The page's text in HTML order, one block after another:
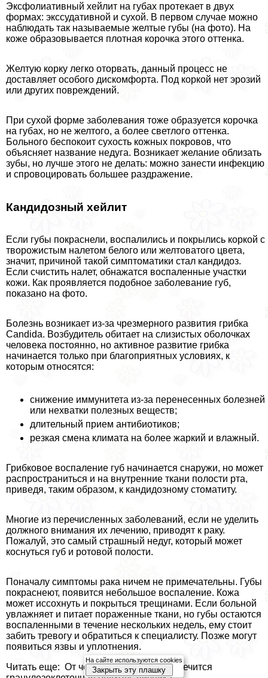
Эксфолиативный хейлит на губах протекает в двух
формах: экссудативной и сухой. В первом случае можно
наблюдать так называемые желтые губы (на фото). На
коже образовывается плотная корочка этого оттенка.
Желтую корку легко оторвать, данный процесс не
доставляет особого дискомфорта. Под коркой нет эрозий
или других повреждений.
При сухой форме заболевания тоже образуется корочка
на губах, но не желтого, а более светлого оттенка.
Больного беспокоит сухость кожных покровов, что
объясняет название недуга. Возникает желание облизать
зубы, но лучше этого не делать: можно занести инфекцию
и спровоцировать большее раздражение.
Кандидозный хейлит
Если губы покраснели, воспалились и покрылись коркой с
творожистым налетом белого или желтоватого цвета,
значит, причиной такой симптоматики стал кандидоз.
Если счистить налет, обнажатся воспаленные участки
кожи. Как проявляется подобное заболевание губ,
показано на фото.
Болезнь возникает из-за чрезмерного развития грибка
Candida. Возбудитель обитает на слизистых оболочках
человека постоянно, но активное развитие грибка
начинается только при благоприятных условиях, к
которым относятся:
снижение иммунитета из-за перенесенных болезней
или нехватки полезных веществ;
длительный прием антибиотиков;
резкая смена климата на более жаркий и влажный.
Грибковое воспаление губ начинается снаружи, но может
распространиться и на внутренние ткани полости рта,
приведя, таким образом, к кандидозному стоматиту.
Многие из перечисленных заболеваний, если не уделить
должного внимания их лечению, приводят к paку.
Пожалуй, это самый страшный недуг, который может
коснуться губ и ротовой полости.
Поначалу симптомы paка ничем не примечательны. Губы
покраснеют, появится небольшое воспаление. Кожа
может иссохнуть и покрыться трещинами. Если больной
увлажняет и питает пораженные ткани, но губы остаются
воспаленными в течение нескольких недель, ему стоит
забить тревогу и обратиться к специалисту. Позже могут
появиться язвы и уплотнения.
Читать еще: От чего появляется и как лечится
На сайте используются cookies
Закрыть эту плашку